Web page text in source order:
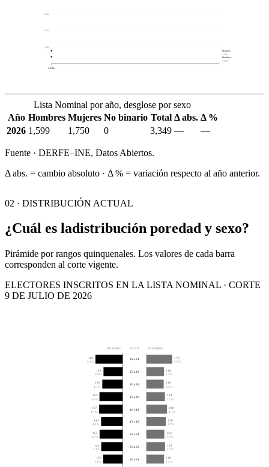
1,844
2,264
2,684
2026
Mujeres
1,750
Hombres
1,599
Lista Nominal por año, desglose por sexo
Año Hombres Mujeres No binario Total Δ abs. Δ %
2026 1,599 1,750 0 3,349 — —
Fuente · DERFE–INE, Datos Abiertos.
Δ abs. = cambio absoluto · Δ % = variación respecto al año anterior.
02 · DISTRIBUCIÓN ACTUAL
¿Cuál es ladistribución poredad y sexo?
Pirámide por rangos quinquenales. Los valores de cada barra
corresponden al corte vigente.
ELECTORES INSCRITOS EN LA LISTA NOMINAL · CORTE
9 DE JULIO DE 2026
MUJERES EDAD HOMBRES
182
5.4%
173
5.2%
18 a 24
128
3.8%
118
3.5%
25 a 29
136
4.1%
116
3.5%
30 a 34
155
4.6%
124
3.7%
35 a 39
157
4.7%
138
4.1%
40 a 44
144
4.3%
130
3.9%
45 a 49
154
4.6%
120
3.6%
50 a 54
143
4.3%
125
3.7%
55 a 59
130
3.9%
118
3.5%
60 a 64